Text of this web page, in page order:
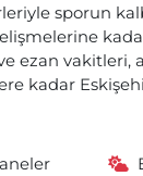
sporun
ezan
kadar